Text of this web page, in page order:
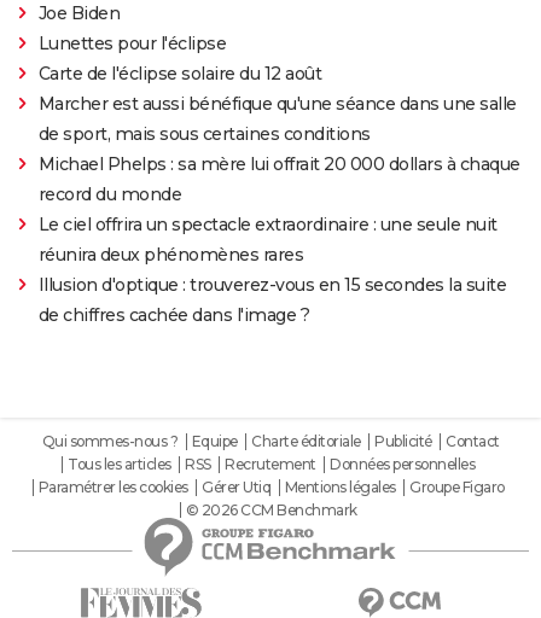
Joe Biden
Lunettes pour l'éclipse
Carte de l'éclipse solaire du 12 août
Marcher est aussi bénéfique qu'une séance dans une salle
de sport, mais sous certaines conditions
Michael Phelps : sa mère lui offrait 20 000 dollars à chaque
record du monde
Le ciel offrira un spectacle extraordinaire : une seule nuit
réunira deux phénomènes rares
Illusion d'optique : trouverez-vous en 15 secondes la suite
de chiffres cachée dans l'image ?
Qui sommes-nous ? Equipe Charte éditoriale Publicité
Contact
Tous les articles
RSS Recrutement
Données personnelles
Paramétrer les cookies
Gérer Utiq Mentions légales
Groupe Figaro
© 2026 CCM Benchmark